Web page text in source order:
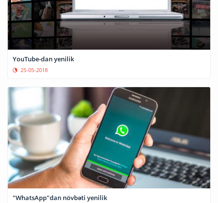
YouTube-dan yenilik
25-05-2018
"WhatsApp"dan növbəti yenilik